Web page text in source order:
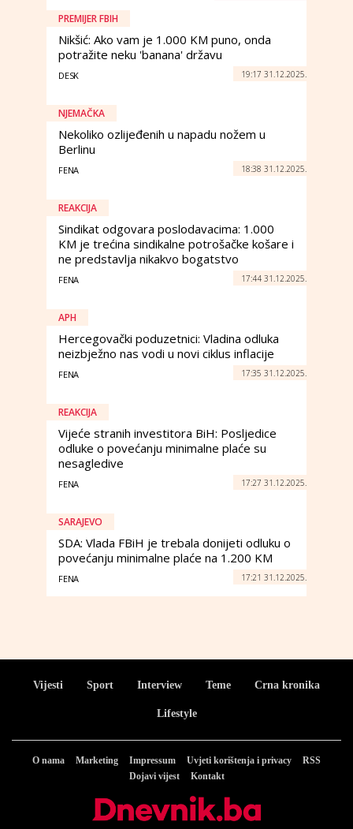
PREMIJER FBIH
Nikšić: Ako vam je 1.000 KM puno, onda
potražite neku 'banana' državu
DESK 19:17 31.12.2025.
NJEMAČKA
Nekoliko ozlijeđenih u napadu nožem u
Berlinu
FENA 18:38 31.12.2025.
REAKCIJA
Sindikat odgovara poslodavacima: 1.000
KM je trećina sindikalne potrošačke košare i
ne predstavlja nikakvo bogatstvo
FENA 17:44 31.12.2025.
APH
Hercegovački poduzetnici: Vladina odluka
neizbježno nas vodi u novi ciklus inflacije
FENA 17:35 31.12.2025.
REAKCIJA
Vijeće stranih investitora BiH: Posljedice
odluke o povećanju minimalne plaće su
nesagledive
FENA 17:27 31.12.2025.
SARAJEVO
SDA: Vlada FBiH je trebala donijeti odluku o
povećanju minimalne plaće na 1.200 KM
FENA 17:21 31.12.2025.
Vijesti Sport Interview Teme Crna kronika
Lifestyle
O nama Marketing Impressum Uvjeti korištenja i privacy
RSS
Dojavi vijest
Kontakt